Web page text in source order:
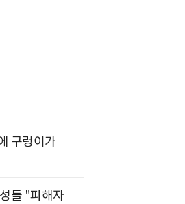
구렁이가
들 "피해자